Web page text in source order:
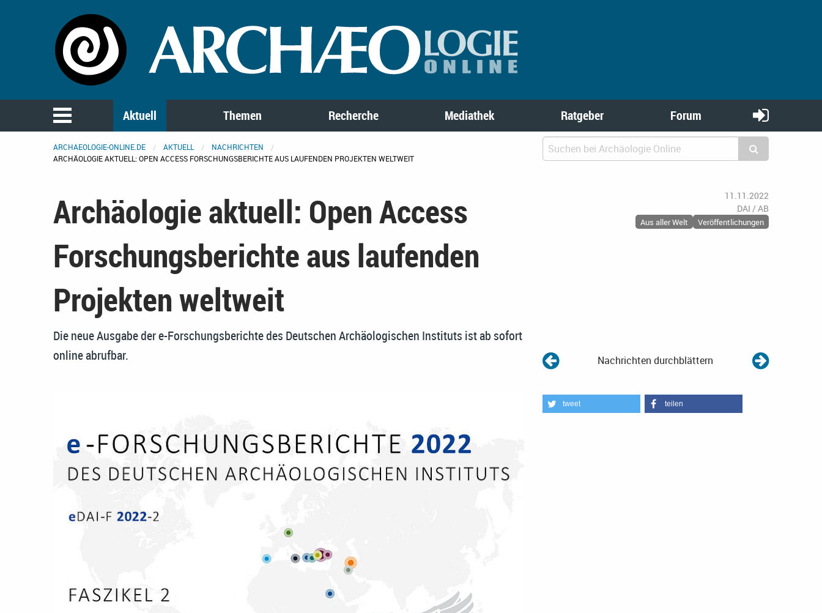
Aktuell Themen Recherche Mediathek Ratgeber Forum
ARCHAEOLOGIE-ONLINE.DE AKTUELL
NACHRICHTEN
ARCHÄOLOGIE AKTUELL: OPEN ACCESS FORSCHUNGSBERICHTE AUS LAUFENDEN PROJEKTEN WELTWEIT
Archäologie aktuell: Open Access
Forschungsberichte aus laufenden
Projekten weltweit
11.11.2022
DAI / AB
Aus aller Welt Veröffentlichungen
Die neue Ausgabe der e-Forschungsberichte des Deutschen Archäologischen Instituts ist ab sofort
online abrufbar.
Nachrichten durchblättern
tweet teilen